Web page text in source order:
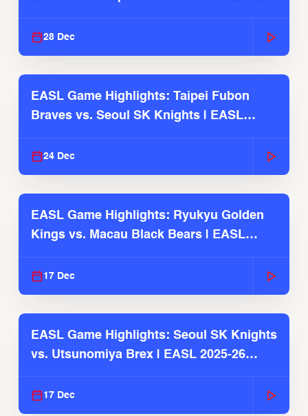
28 Dec
EASL Game Highlights: Taipei Fubon
Braves vs. Seoul SK Knights | EASL
24 Dec
EASL Game Highlights: Ryukyu Golden
Kings vs. Macau Black Bears | EASL
17 Dec
EASL Game Highlights: Seoul SK Knights
vs. Utsunomiya Brex | EASL 2025-26
17 Dec